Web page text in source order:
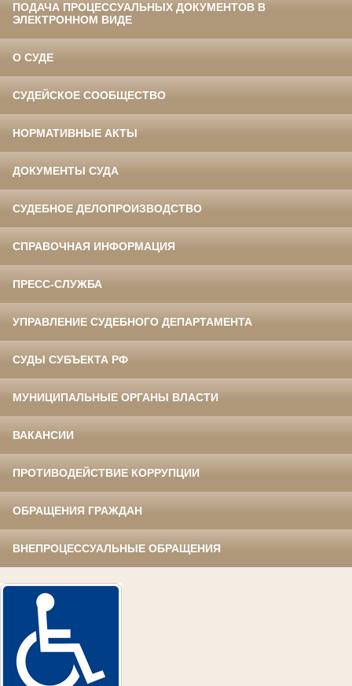
ПОДАЧА ПРОЦЕССУАЛЬНЫХ ДОКУМЕНТОВ В
ЭЛЕКТРОННОМ ВИДЕ
О СУДЕ
СУДЕЙСКОЕ СООБЩЕСТВО
НОРМАТИВНЫЕ АКТЫ
ДОКУМЕНТЫ СУДА
СУДЕБНОЕ ДЕЛОПРОИЗВОДСТВО
СПРАВОЧНАЯ ИНФОРМАЦИЯ
ПРЕСС-СЛУЖБА
УПРАВЛЕНИЕ СУДЕБНОГО ДЕПАРТАМЕНТА
СУДЫ СУБЪЕКТА РФ
МУНИЦИПАЛЬНЫЕ ОРГАНЫ ВЛАСТИ
ВАКАНСИИ
ПРОТИВОДЕЙСТВИЕ КОРРУПЦИИ
ОБРАЩЕНИЯ ГРАЖДАН
ВНЕПРОЦЕССУАЛЬНЫЕ ОБРАЩЕНИЯ